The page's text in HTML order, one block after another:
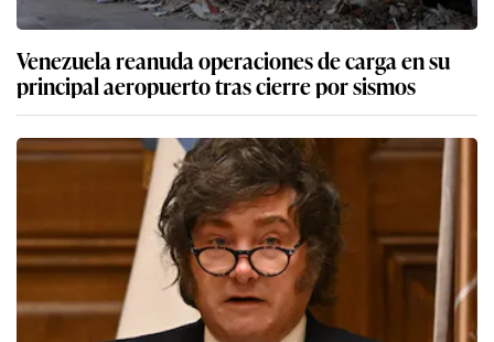
Venezuela reanuda operaciones de carga en su
principal aeropuerto tras cierre por sismos